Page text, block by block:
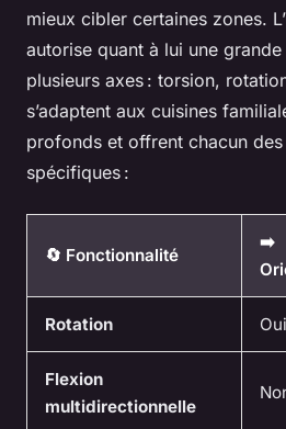
mieux cibler certaines zones. L’
autorise quant à lui une
plusieurs axes : torsion,
s’adaptent aux cuisines
profonds et offrent chacun
spécifiques :
🔄 Fonctionnalité
➡️
Rotation Oui
Flexion
multidirectionnelle